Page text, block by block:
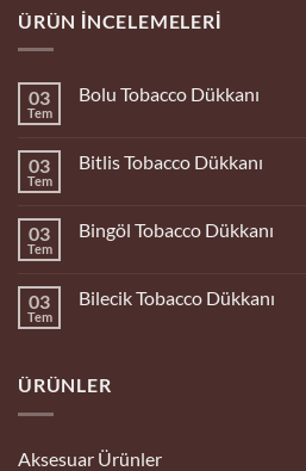
ÜRÜN İNCELEMELERI
03
Tem
Bolu Tobacco Dükkanı
Tobacco
03
Tem
Bitlis Tobacco Dükkanı
Tobacco
03
Tem
Bingöl Tobacco Dükkanı
Tobacco
03
Tem
Bilecik Tobacco Dükkanı
Dükkanı
ÜRÜNLER
Aksesuar Ürünler